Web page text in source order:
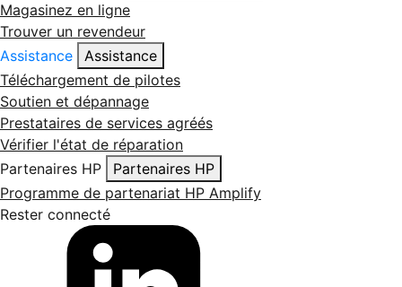
Magasinez en ligne
Trouver un revendeur
Assistance
Assistance
Téléchargement de pilotes
Soutien et dépannage
Prestataires de services agréés
Vérifier l'état de réparation
Partenaires HP
Partenaires HP
Programme de partenariat HP Amplify
Rester connecté